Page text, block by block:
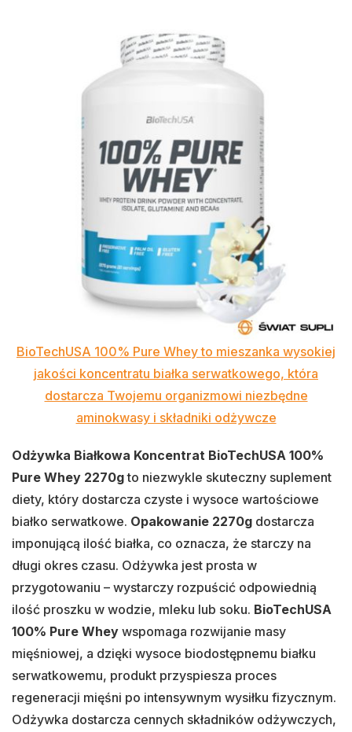
BioTechUSA 100% Pure Whey to mieszanka wysokiej
jakości koncentratu białka serwatkowego, która
dostarcza Twojemu organizmowi niezbędne
aminokwasy i składniki odżywcze
Odżywka Białkowa Koncentrat BioTechUSA 100%
Pure Whey 2270gto niezwykle skuteczny suplement
diety, który dostarcza czyste i wysoce wartościowe
białko serwatkowe. Opakowanie 2270g dostarcza
imponującą ilość białka, co oznacza, że starczy na
długi okres czasu. Odżywka jest prosta w
przygotowaniu – wystarczy rozpuścić odpowiednią
ilość proszku w wodzie, mleku lub soku. BioTechUSA
100% Pure Whey wspomaga rozwijanie masy
mięśniowej, a dzięki wysoce biodostępnemu białku
serwatkowemu, produkt przyspiesza proces
regeneracji mięśni po intensywnym wysiłku fizycznym.
Odżywka dostarcza cennych składników odżywczych,